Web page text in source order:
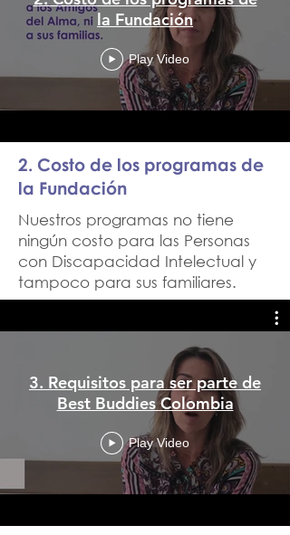
la Fundación
Play Video
2. Costo de los programas de
la Fundación
Nuestros programas no tiene
ningún costo para las Personas
con Discapacidad Intelectual y
tampoco para sus familiares.
3. Requisitos para ser parte de
Best Buddies Colombia
Play Video